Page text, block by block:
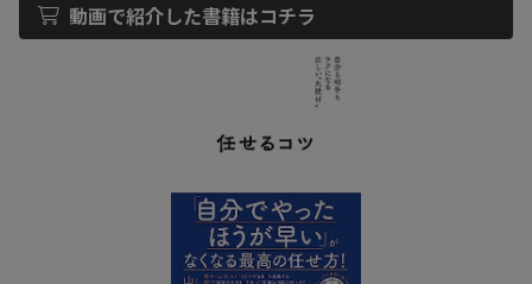
動画で紹介した書籍はコチラ